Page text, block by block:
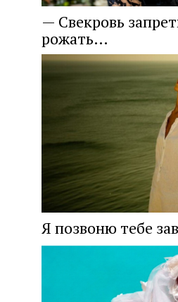
— Свекровь
рожать…
Я позвоню тебе